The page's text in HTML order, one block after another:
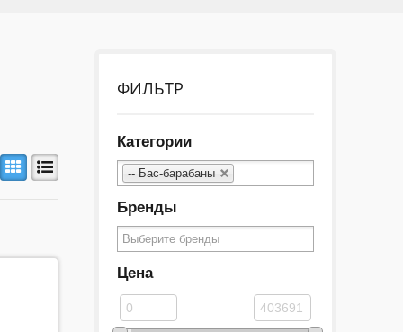
ФИЛЬТР
Категории
-- Бас-барабаны
Бренды
Цена